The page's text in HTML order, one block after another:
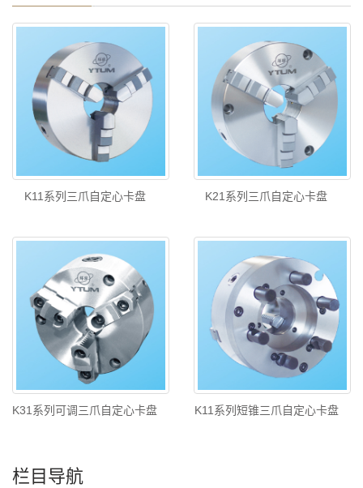
K11系列三爪自定心卡盘 K21系列三爪自定心卡盘
K31系列可调三爪自定心卡盘 K11系列短锥三爪自定心卡盘
栏目导航